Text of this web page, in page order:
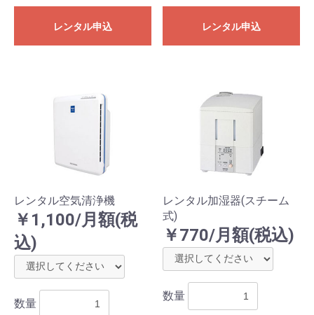
レンタル申込 レンタル申込
レンタル空気清浄機
￥1,100/月額(税
込)
数量
レンタル加湿器(スチーム
式)
￥770/月額(税込)
数量